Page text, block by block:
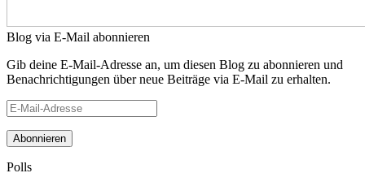
Blog via E-Mail abonnieren
Gib deine E-Mail-Adresse an, um diesen Blog zu abonnieren und
Benachrichtigungen über neue Beiträge via E-Mail zu erhalten.
E-
Mail-
Adresse
Polls